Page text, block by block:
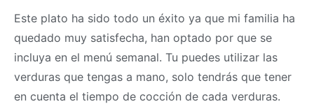
Este plato ha sido todo un éxito ya que mi familia ha
quedado muy satisfecha, han optado por que se
incluya en el menú semanal. Tu puedes utilizar las
verduras que tengas a mano, solo tendrás que tener
en cuenta el tiempo de cocción de cada verduras.